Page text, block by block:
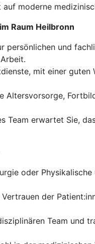
moderne
Raum Heilbronn
persönlichen und
mit einer
Altersvorsorge,
Team erwartet Sie,
oder
der
Team und